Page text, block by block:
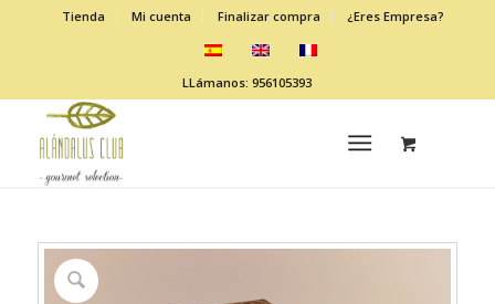
Tienda Mi cuenta Finalizar compra ¿Eres Empresa?
LLámanos: 956105393